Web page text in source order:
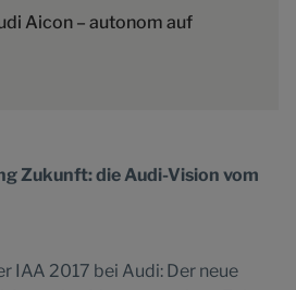
Aicon – autonom auf
Zukunft: die Audi-Vision vom
IAA 2017 bei Audi: Der neue